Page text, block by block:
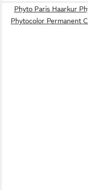
Phyto Paris Haarkur
Phytocolor Permanent